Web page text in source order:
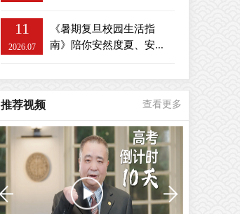
11
2026.07
《暑期复旦校园生活指
南》陪你安然度夏、安...
推荐视频 查看更多